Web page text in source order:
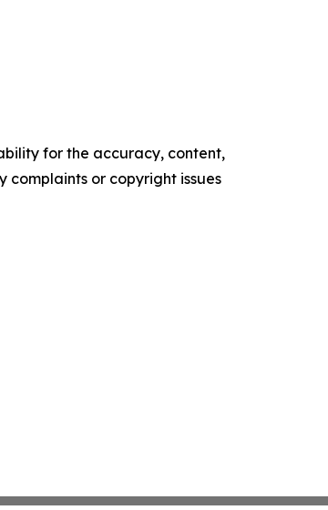
for the accuracy, content,
complaints or copyright issues